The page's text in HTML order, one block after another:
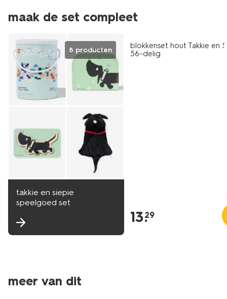
maak de set compleet
8 producten
takkie en siepie
speelgoed set
blokkenset hout Takkie en
56-delig
13.
29
meer van dit